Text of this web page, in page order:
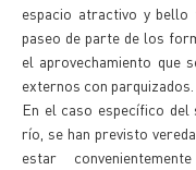
espacio atractivo y
paseo de parte de los
el aprovechamiento que
externos con parquizados.
En el caso específico
río, se han previsto
estar